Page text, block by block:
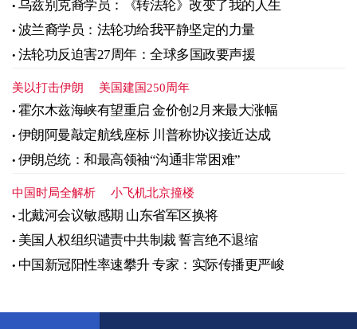
乌兹别克裔学员：《转法轮》改变了我的人生
波兰裔学员：法轮功给我平静坚定的力量
法轮功反迫害27周年：全球多国政要声援
美以打击伊朗 美国建国250周年
霍尔木兹海峡有望重启 金价创2月来最大涨幅
伊朗阿曼敲定航线座标 川普称协议接近达成
伊朗总统：和最高领袖“沟通非常困难”
中国时局全解析 小飞机北京撞楼
北戴河会议敏感期 山东省军区换将
美国人权组织谴责中共制裁 誓言绝不退缩
中国新冠阳性率速攀升 专家：实际传播更严峻